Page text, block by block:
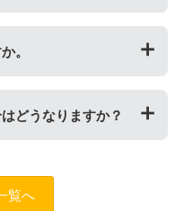
、必ず分離してから新
ます。
レビューをご投稿いただ
れます。
うお願いいたします。
。
ることができません。
ご確認ください。な
お問い合わせくださ
どうなりますか？
おりますので、ご購入
覧へ